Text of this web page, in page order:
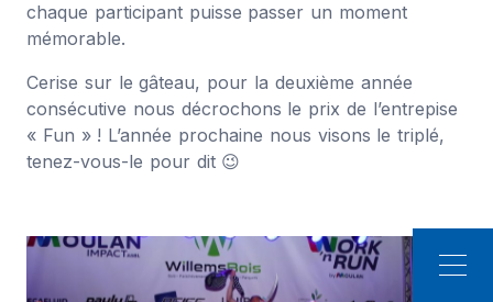
chaque participant puisse passer un moment
mémorable.
Cerise sur le gâteau, pour la deuxième année
consécutive nous décrochons le prix de l’entrepise
« Fun » ! L’année prochaine nous visons le triplé,
tenez-vous-le pour dit 😉